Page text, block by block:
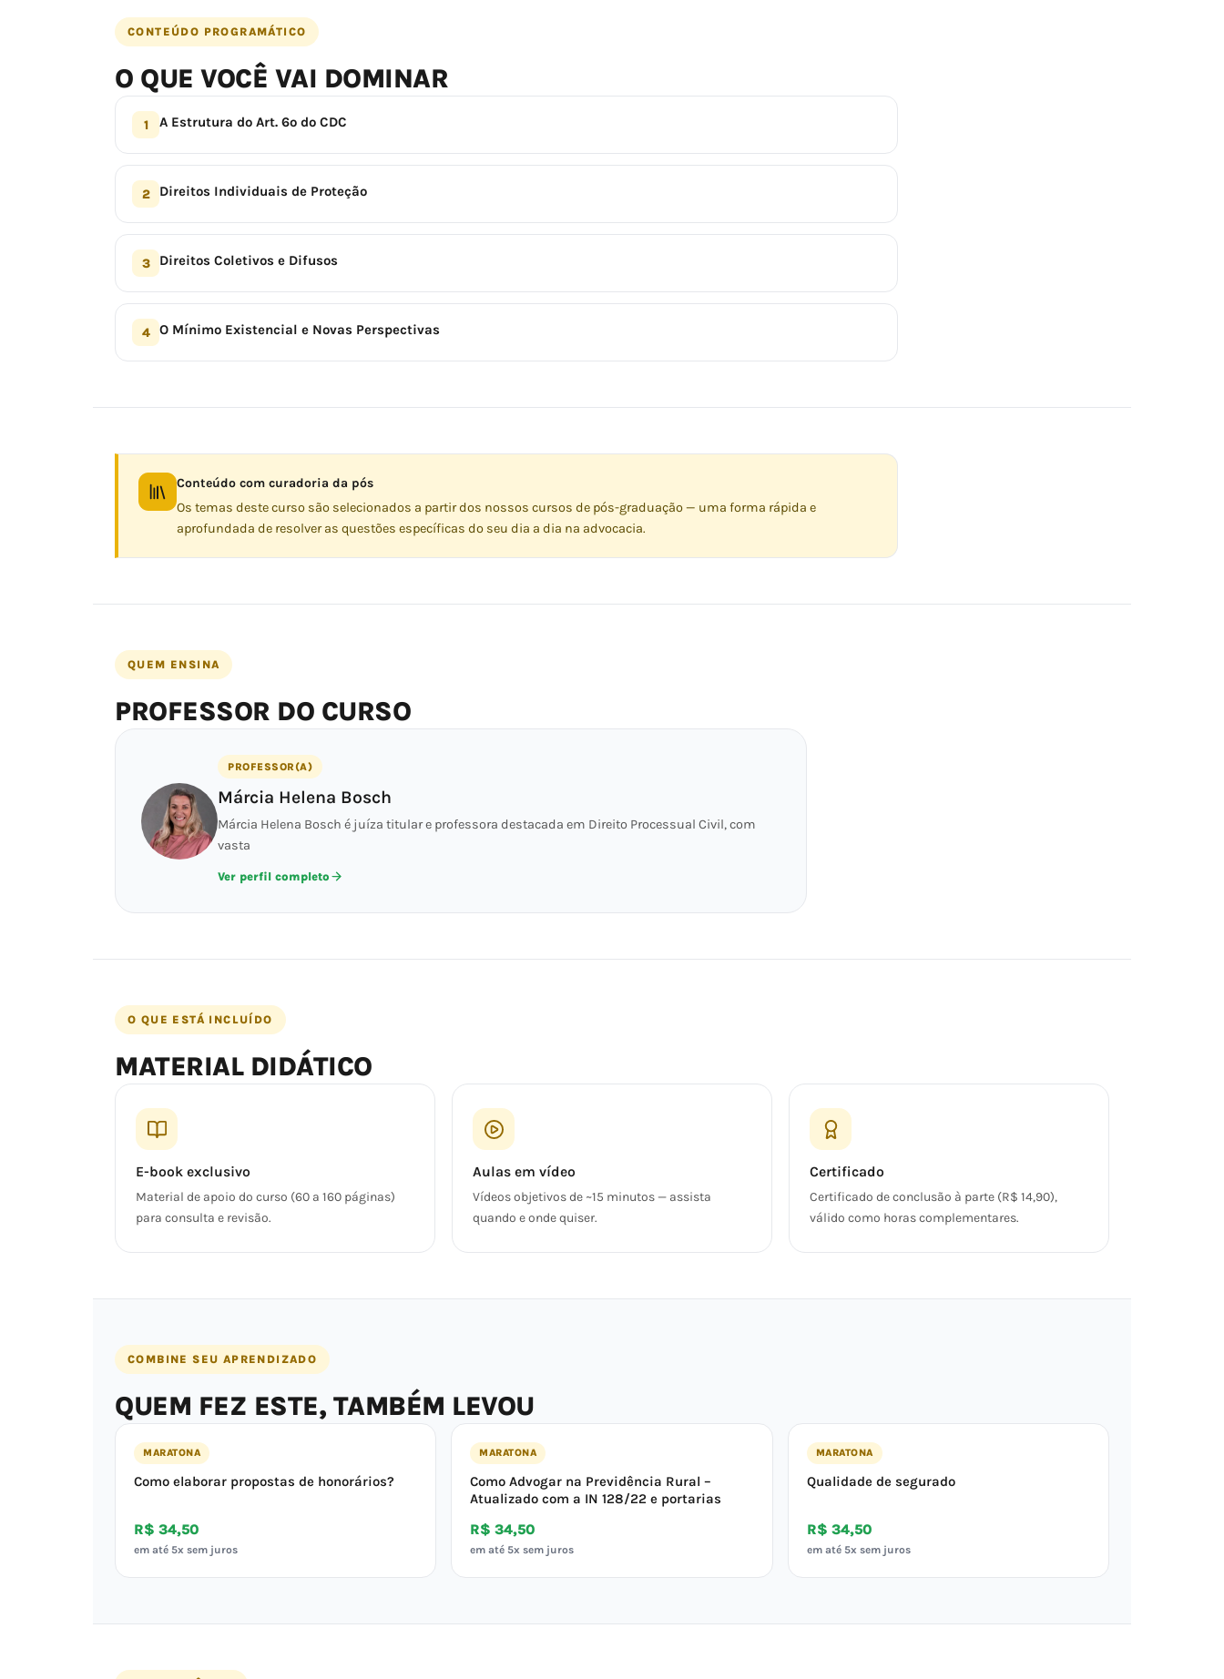
CONTEÚDO PROGRAMÁTICO
O QUE VOCÊ VAI DOMINAR
1 A Estrutura do Art. 6º do CDC
2 Direitos Individuais de Proteção
3 Direitos Coletivos e Difusos
4 O Mínimo Existencial e Novas Perspectivas
Conteúdo com curadoria da pós
Os temas deste curso são selecionados a partir dos nossos cursos de pós-graduação — uma forma rápida e
aprofundada de resolver as questões específicas do seu dia a dia na advocacia.
QUEM ENSINA
PROFESSOR DO CURSO
PROFESSOR(A)
Márcia Helena Bosch
Márcia Helena Bosch é juíza titular e professora destacada em Direito Processual Civil, com
vasta
Ver perfil completo
O QUE ESTÁ INCLUÍDO
MATERIAL DIDÁTICO
E-book exclusivo
Material de apoio do curso (60 a 160 páginas)
para consulta e revisão.
Aulas em vídeo
Vídeos objetivos de ~15 minutos — assista
quando e onde quiser.
Certificado
Certificado de conclusão à parte (R$ 14,90),
válido como horas complementares.
COMBINE SEU APRENDIZADO
QUEM FEZ ESTE, TAMBÉM LEVOU
MARATONA
Como elaborar propostas de honorários?
R$ 34,50
em até 5x sem juros
MARATONA
Como Advogar na Previdência Rural –
Atualizado com a IN 128/22 e portarias
R$ 34,50
em até 5x sem juros
MARATONA
Qualidade de segurado
R$ 34,50
em até 5x sem juros